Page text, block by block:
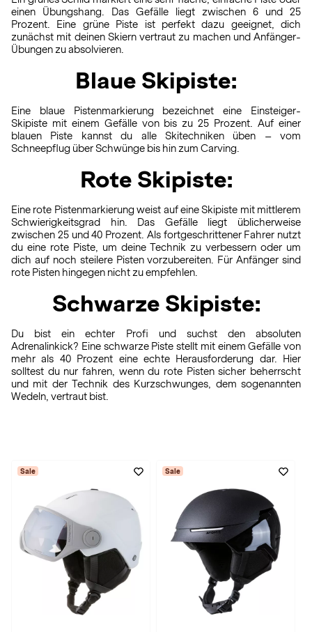
einen Übungshang. Das Gefälle liegt zwischen 6 und 25
Prozent. Eine grüne Piste ist perfekt dazu geeignet, dich
zunächst mit deinen Skiern vertraut zu machen und Anfänger-
Übungen zu absolvieren.
Blaue Skipiste:
Eine blaue Pistenmarkierung bezeichnet eine Einsteiger-
Skipiste mit einem Gefälle von bis zu 25 Prozent. Auf einer
blauen Piste kannst du alle Skitechniken üben – vom
Schneepflug über Schwünge bis hin zum Carving.
Rote Skipiste:
Eine rote Pistenmarkierung weist auf eine Skipiste mit mittlerem
Schwierigkeitsgrad hin. Das Gefälle liegt üblicherweise
zwischen 25 und 40 Prozent. Als fortgeschrittener Fahrer nutzt
du eine rote Piste, um deine Technik zu verbessern oder um
dich auf noch steilere Pisten vorzubereiten. Für Anfänger sind
rote Pisten hingegen nicht zu empfehlen.
Schwarze Skipiste:
Du bist ein echter Profi und suchst den absoluten
Adrenalinkick? Eine schwarze Piste stellt mit einem Gefälle von
mehr als 40 Prozent eine echte Herausforderung dar. Hier
solltest du nur fahren, wenn du rote Pisten sicher beherrscht
und mit der Technik des Kurzschwunges, dem sogenannten
Wedeln, vertraut bist.
Sale Sale